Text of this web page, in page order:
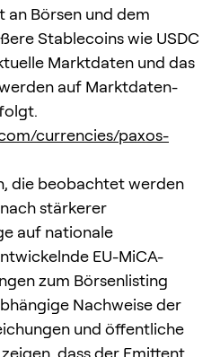
an Börsen und dem
Stablecoins wie USDC
Marktdaten und das
auf Marktdaten-
currencies/paxos-
die beobachtet werden
stärkerer
auf nationale
EU-MiCA-
zum Börsenlisting
Nachweise der
und öffentliche
dass der Emittent